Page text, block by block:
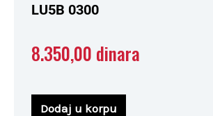
LU5B 0300
8.350,00 dinara
Dodaj u korpu